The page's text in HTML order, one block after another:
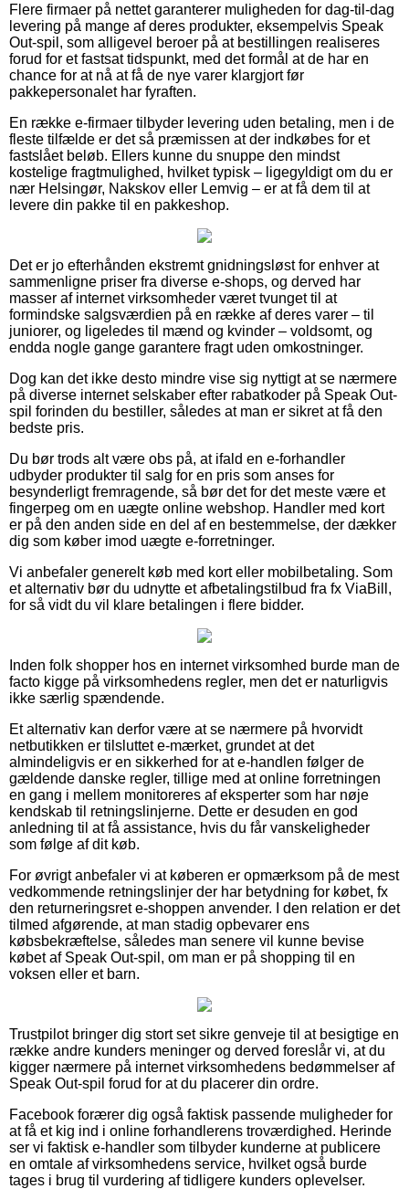
Flere firmaer på nettet garanterer muligheden for dag-til-dag
levering på mange af deres produkter, eksempelvis Speak
Out-spil, som alligevel beroer på at bestillingen realiseres
forud for et fastsat tidspunkt, med det formål at de har en
chance for at nå at få de nye varer klargjort før
pakkepersonalet har fyraften.
En række e-firmaer tilbyder levering uden betaling, men i de
fleste tilfælde er det så præmissen at der indkøbes for et
fastslået beløb. Ellers kunne du snuppe den mindst
kostelige fragtmulighed, hvilket typisk – ligegyldigt om du er
nær Helsingør, Nakskov eller Lemvig – er at få dem til at
levere din pakke til en pakkeshop.
Det er jo efterhånden ekstremt gnidningsløst for enhver at
sammenligne priser fra diverse e-shops, og derved har
masser af internet virksomheder været tvunget til at
formindske salgsværdien på en række af deres varer – til
juniorer, og ligeledes til mænd og kvinder – voldsomt, og
endda nogle gange garantere fragt uden omkostninger.
Dog kan det ikke desto mindre vise sig nyttigt at se nærmere
på diverse internet selskaber efter rabatkoder på Speak Out-
spil forinden du bestiller, således at man er sikret at få den
bedste pris.
Du bør trods alt være obs på, at ifald en e-forhandler
udbyder produkter til salg for en pris som anses for
besynderligt fremragende, så bør det for det meste være et
fingerpeg om en uægte online webshop. Handler med kort
er på den anden side en del af en bestemmelse, der dækker
dig som køber imod uægte e-forretninger.
Vi anbefaler generelt køb med kort eller mobilbetaling. Som
et alternativ bør du udnytte et afbetalingstilbud fra fx ViaBill,
for så vidt du vil klare betalingen i flere bidder.
Inden folk shopper hos en internet virksomhed burde man de
facto kigge på virksomhedens regler, men det er naturligvis
ikke særlig spændende.
Et alternativ kan derfor være at se nærmere på hvorvidt
netbutikken er tilsluttet e-mærket, grundet at det
almindeligvis er en sikkerhed for at e-handlen følger de
gældende danske regler, tillige med at online forretningen
en gang i mellem monitoreres af eksperter som har nøje
kendskab til retningslinjerne. Dette er desuden en god
anledning til at få assistance, hvis du får vanskeligheder
som følge af dit køb.
For øvrigt anbefaler vi at køberen er opmærksom på de mest
vedkommende retningslinjer der har betydning for købet, fx
den returneringsret e-shoppen anvender. I den relation er det
tilmed afgørende, at man stadig opbevarer ens
købsbekræftelse, således man senere vil kunne bevise
købet af Speak Out-spil, om man er på shopping til en
voksen eller et barn.
Trustpilot bringer dig stort set sikre genveje til at besigtige en
række andre kunders meninger og derved foreslår vi, at du
kigger nærmere på internet virksomhedens bedømmelser af
Speak Out-spil forud for at du placerer din ordre.
Facebook forærer dig også faktisk passende muligheder for
at få et kig ind i online forhandlerens troværdighed. Herinde
ser vi faktisk e-handler som tilbyder kunderne at publicere
en omtale af virksomhedens service, hvilket også burde
tages i brug til vurdering af tidligere kunders oplevelser.